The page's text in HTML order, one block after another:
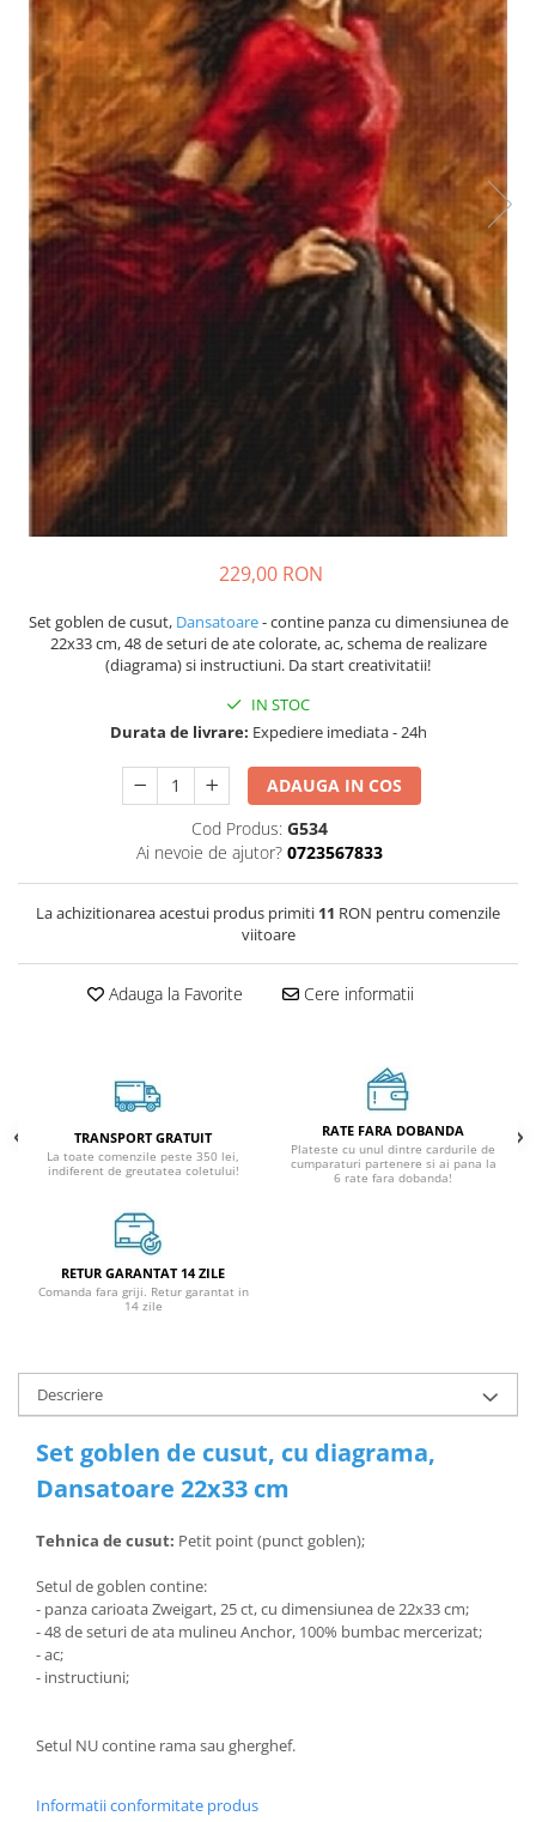
229,00 RON
Set goblen de cusut, Dansatoare- contine panza cu dimensiunea de
22x33 cm, 48 de seturi de ate colorate, ac, schema de realizare
(diagrama) si instructiuni. Da start creativitatii!
IN STOC
Durata de livrare: Expediere imediata - 24h
ADAUGA IN COS
Cod Produs: G534
Ai nevoie de ajutor? 0723567833
La achizitionarea acestui produs primiti 11 RON pentru comenzile
viitoare
Adauga la Favorite Cere informatii
TRANSPORT GRATUIT
La toate comenzile peste 350 lei,
indiferent de greutatea coletului!
RATE FARA DOBANDA
Plateste cu unul dintre cardurile de
cumparaturi partenere si ai pana la
6 rate fara dobanda!
RETUR GARANTAT 14 ZILE
Comanda fara griji. Retur garantat in
14 zile
Descriere
Set goblen de cusut, cu diagrama,
Dansatoare 22x33 cm
Tehnica de cusut: Petit point (punct goblen);
Setul de goblen contine:
- panza carioata Zweigart, 25 ct, cu dimensiunea de 22x33 cm;
- 48 de seturi de ata mulineu Anchor, 100% bumbac mercerizat;
- ac;
- instructiuni;
Setul NU contine rama sau gherghef.
Informatii conformitate produs